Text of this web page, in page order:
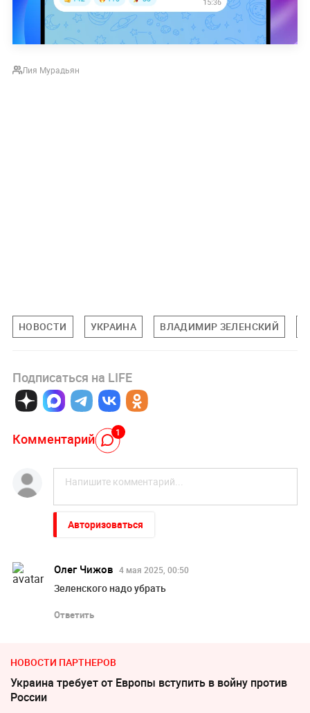
Лия Мурадьян
НОВОСТИ УКРАИНА ВЛАДИМИР ЗЕЛЕНСКИЙ
Подписаться на LIFE
Комментарий 1
Авторизоваться
Олег Чижов 4 мая 2025, 00:50
Зеленского надо убрать
Ответить
НОВОСТИ ПАРТНЕРОВ
Украина требует от Европы вступить в войну против
России